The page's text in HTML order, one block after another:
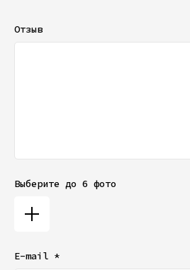
Отзыв
Выберите до 6 фото
E-mail *